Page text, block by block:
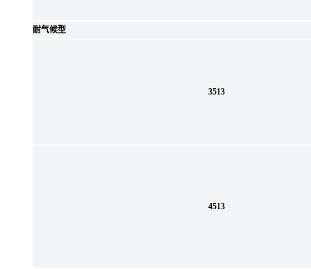
耐气候型
3513
4513